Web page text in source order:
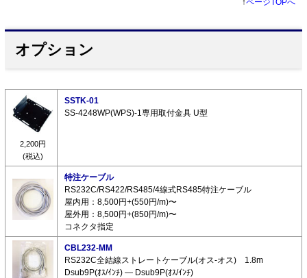
オプション
2,200円
(税込)
SSTK-01
SS-4248WP(WPS)-1専用取付金具 U型
特注ケーブル
RS232C/RS422/RS485/4線式RS485特注ケーブル
屋内用：8,500円+(550円/m)〜
屋外用：8,500円+(850円/m)〜
コネクタ指定
CBL232-MM
RS232C全結線ストレートケーブル(オス-オス) 1.8m
Dsub9P(ｵｽ/ｲﾝﾁ) ― Dsub9P(ｵｽ/ｲﾝﾁ)